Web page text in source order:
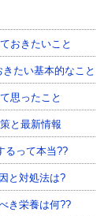
おきたいこと
たい基本的なこと
思ったこと
と最新情報
るって本当??
と対処法は?
き栄養は何??